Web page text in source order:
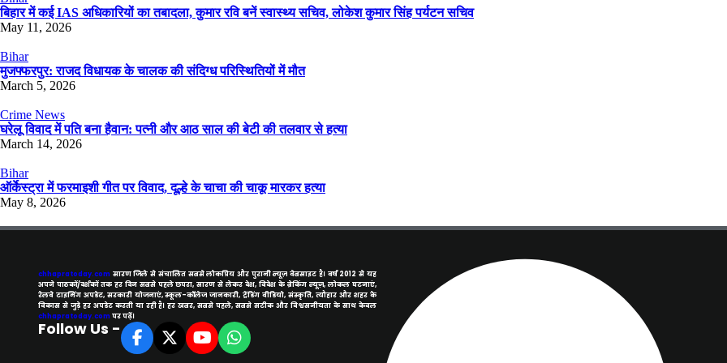
बिहार में कई IAS अधिकारियों का तबादला, कुमार रवि बनें स्वास्थ्य सचिव, लोकेश कुमार सिंह पर्यटन सचिव
May 11, 2026
Bihar
मुजफ्फरपुर: राजद विधायक के चालक की संदिग्ध परिस्थितियों में मौत
March 5, 2026
Crime News
घरेलू विवाद में पति बना हैवान: पत्नी और आठ साल की बेटी की तलवार से हत्या
March 14, 2026
Bihar
ऑर्केस्ट्रा में फरमाइशी गीत पर विवाद, दूल्हे के चाचा की चाकू मारकर हत्या
May 8, 2026
chhapratoday.com सारण जिले से संचालित सबसे लोकप्रिय और पुरानी न्यूज़ वेबसाइट है। वर्ष 2012 से यह
अपने पाठकों/दर्शकों तक हर दिन सबसे पहले छपरा, सारण से लेकर देश, विदेश के ब्रेकिंग न्यूज़, लोकल घटनाएं,
रेलवे टाइमिंग अपडेट, सरकारी योजनाएं, स्कूल-कॉलेज जानकारी, ट्रेंडिंग वीडियो, संस्कृति, त्यौहार और शहर के
विकास से जुड़े हर अपडेट करती या रही है। हर खबर, सबसे पहले, सबसे सटीक और विश्वसनीयता के साथ केवल
chhapratoday.comपर पढ़ें।
Follow Us -